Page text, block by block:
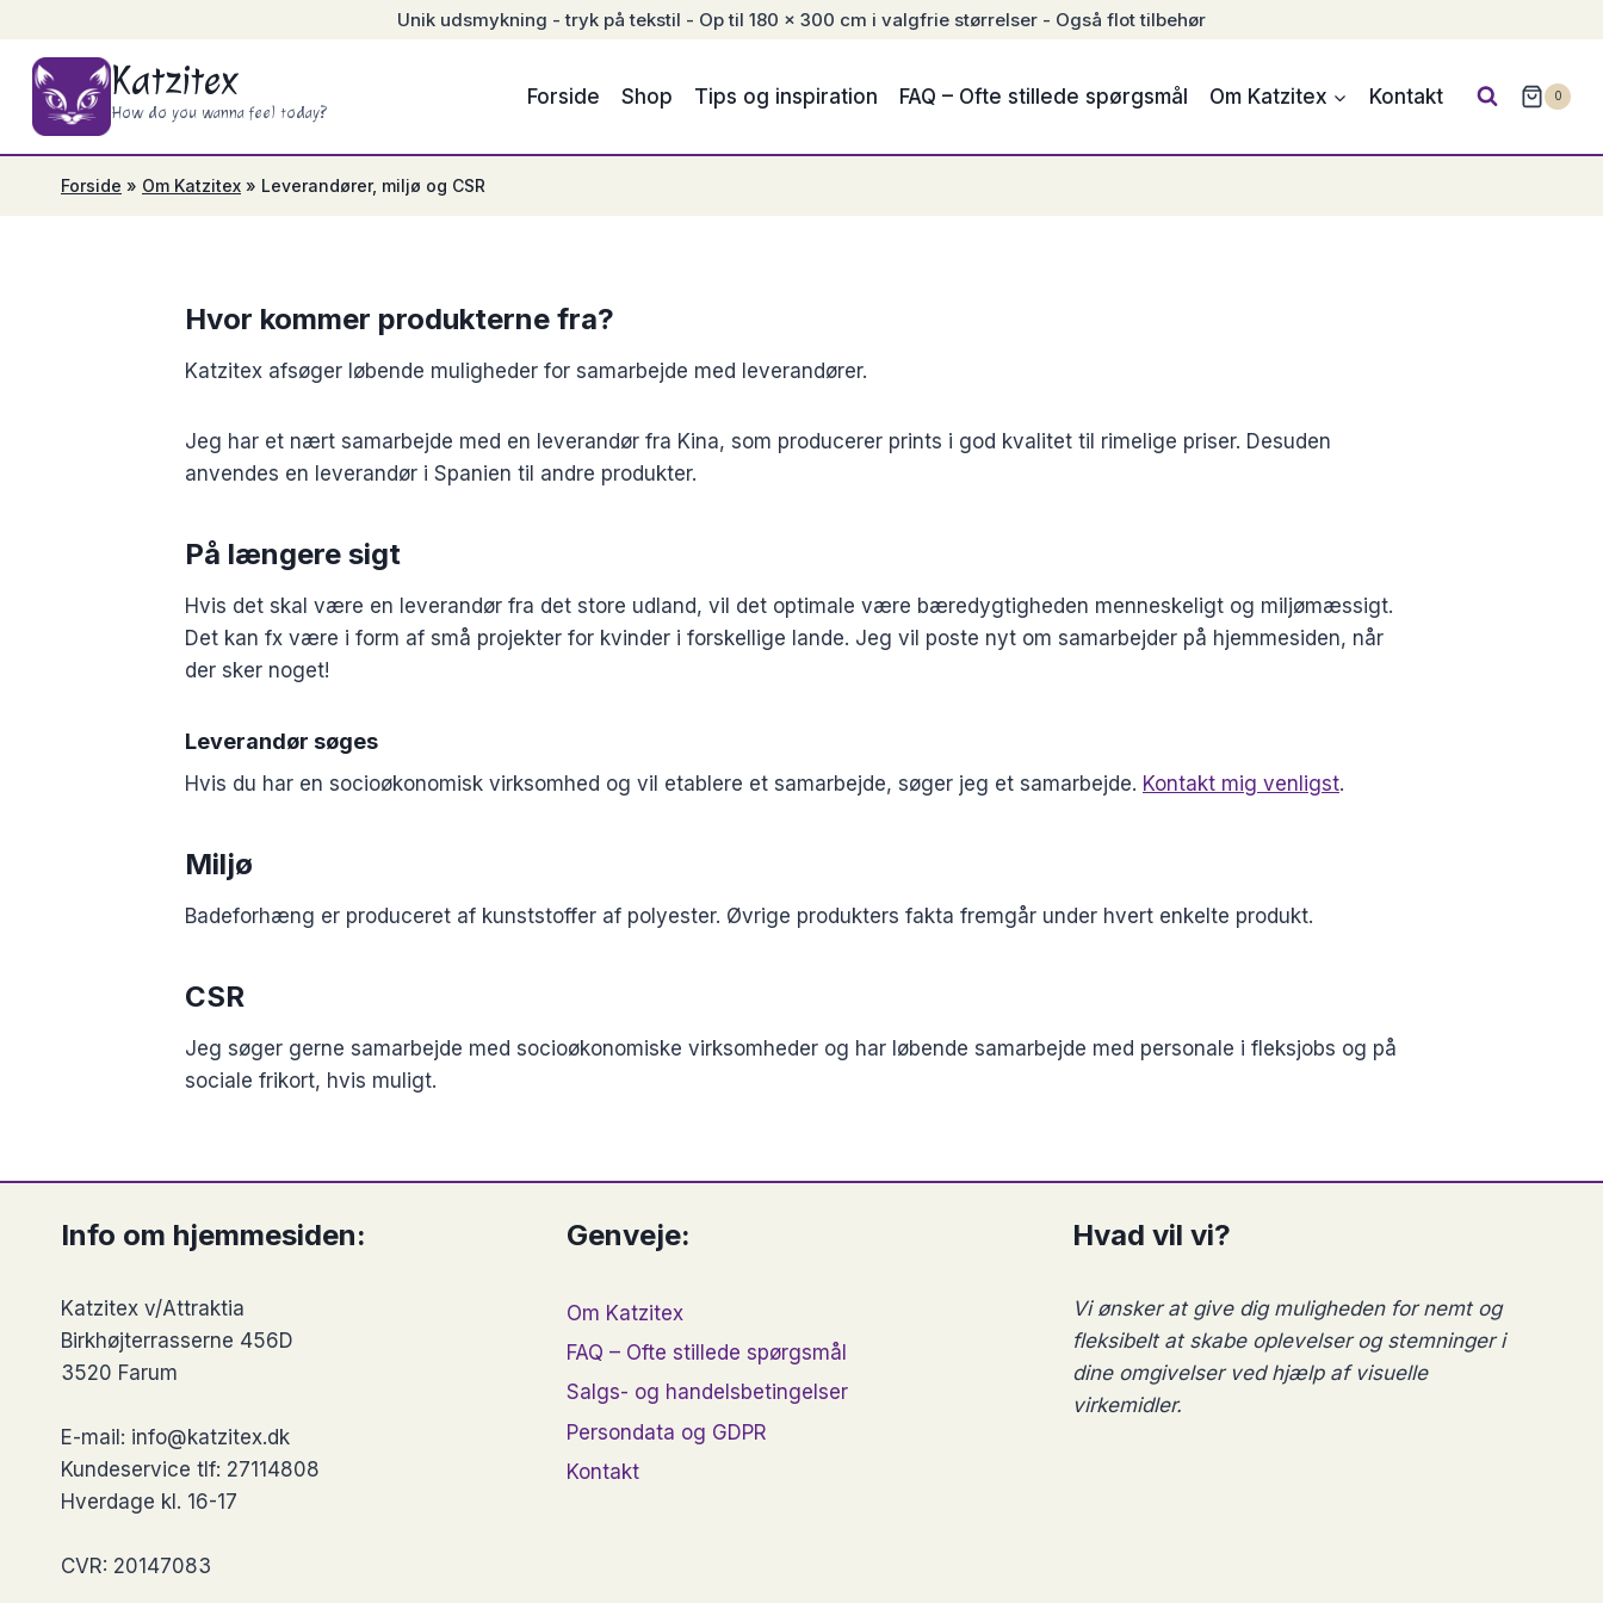
content
Unik udsmykning - tryk på tekstil - Op til 180 x 300 cm i valgfrie størrelser - Også flot tilbehør
Katzitex
How do you wanna feel today?
Forside Shop Tips og inspiration FAQ – Ofte stillede spørgsmål Om Katzitex Kontakt 0
Forside » Om Katzitex » Leverandører, miljø og CSR
Hvor kommer produkterne fra?
Katzitex afsøger løbende muligheder for samarbejde med leverandører.
Jeg har et nært samarbejde med en leverandør fra Kina, som producerer prints i god kvalitet til rimelige priser. Desuden
anvendes en leverandør i Spanien til andre produkter.
På længere sigt
Hvis det skal være en leverandør fra det store udland, vil det optimale være bæredygtigheden menneskeligt og miljømæssigt.
Det kan fx være i form af små projekter for kvinder i forskellige lande. Jeg vil poste nyt om samarbejder på hjemmesiden, når
der sker noget!
Leverandør søges
Hvis du har en socioøkonomisk virksomhed og vil etablere et samarbejde, søger jeg et samarbejde. Kontakt mig venligst.
Miljø
Badeforhæng er produceret af kunststoffer af polyester. Øvrige produkters fakta fremgår under hvert enkelte produkt.
CSR
Jeg søger gerne samarbejde med socioøkonomiske virksomheder og har løbende samarbejde med personale i fleksjobs og på
sociale frikort, hvis muligt.
Info om hjemmesiden:
Katzitex v/Attraktia
Birkhøjterrasserne 456D
3520 Farum
E-mail: info@katzitex.dk
Kundeservice tlf: 27114808
Hverdage kl. 16-17
CVR: 20147083
Genveje:
Om Katzitex
FAQ – Ofte stillede spørgsmål
Salgs- og handelsbetingelser
Persondata og GDPR
Kontakt
Hvad vil vi?
Vi ønsker at give dig muligheden for nemt og
fleksibelt at skabe oplevelser og stemninger i
dine omgivelser ved hjælp af visuelle
virkemidler.